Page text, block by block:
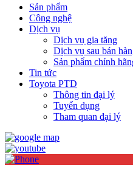
Sản phẩm
Công nghệ
Dịch vụ
Dịch vụ gia tăng
Dịch vụ sau bán
Sản phẩm chính
Tin tức
Toyota PTD
Thông tin đại lý
Tuyển dụng
Tham quan đại lý